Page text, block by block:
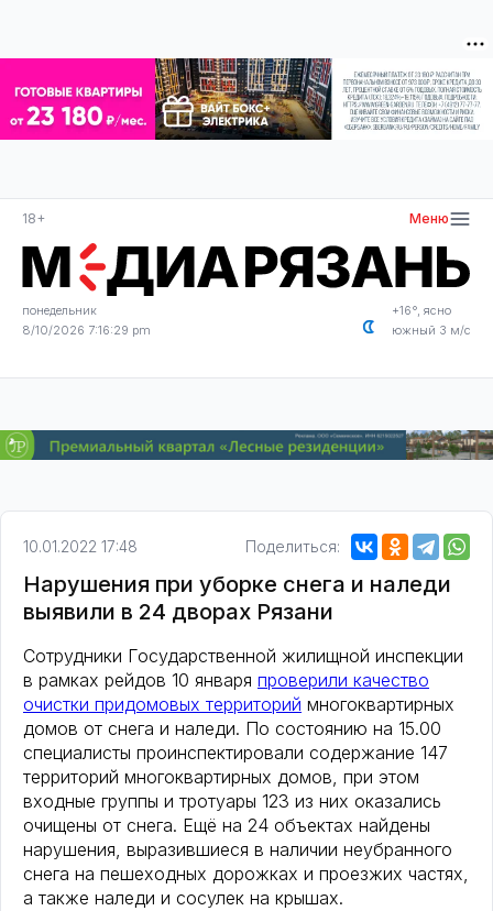
18+ Меню
понедельник
8/10/2026 7:16:29 pm
+16°, ясно
южный 3 м/с
10.01.2022 17:48 Поделиться:
Нарушения при уборке снега и наледи
выявили в 24 дворах Рязани
Сотрудники Государственной жилищной инспекции
в рамках рейдов 10 января проверили качество
очистки придомовых территорий многоквартирных
домов от снега и наледи. По состоянию на 15.00
специалисты проинспектировали содержание 147
территорий многоквартирных домов, при этом
входные группы и тротуары 123 из них оказались
очищены от снега. Ещё на 24 объектах найдены
нарушения, выразившиеся в наличии неубранного
снега на пешеходных дорожках и проезжих частях,
а также наледи и сосулек на крышах.